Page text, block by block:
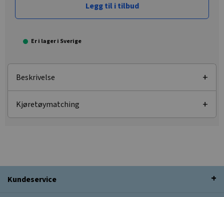
Legg til i tilbud
Er i lager i Sverige
Beskrivelse
Kjøretøymatching
Kundeservice